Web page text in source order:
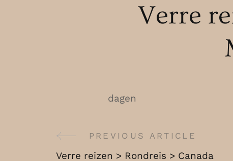
Verre
dagen
PostPREVIOUS ARTICLE
Verre reizen > Rondreis > Canada